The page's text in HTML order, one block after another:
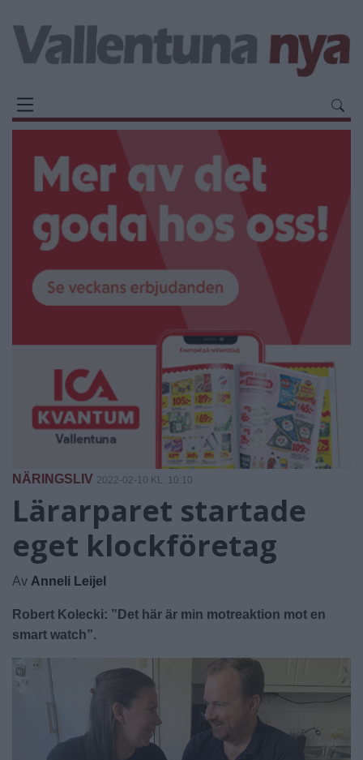
NÄRINGSLIV 2022-02-10 KL. 10:10
Lärarparet startade
eget klockföretag
Av Anneli Leijel
Robert Kolecki: ”Det här är min motreaktion mot en
smart watch”.